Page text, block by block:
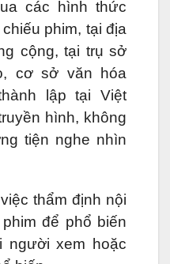
các hình thức
phim, tại địa
cộng, tại trụ sở
cơ sở văn hóa
lập tại Việt
hình, không
tiện nghe nhìn
việc thẩm định nội
để phổ biến
người xem hoặc